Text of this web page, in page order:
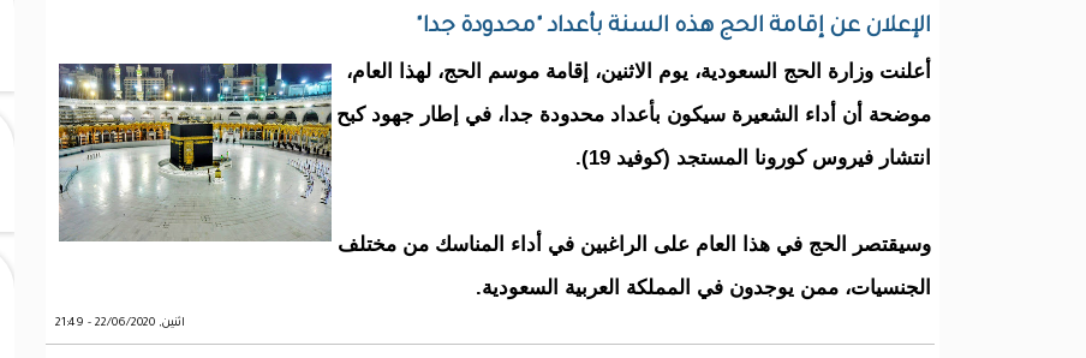
الإعلان عن إقامة الحج هذه السنة بأعداد "محدودة جدا"
أعلنت وزارة الحج السعودية، يوم الاثنين، إقامة موسم الحج، لهذا العام،
موضحة أن أداء الشعيرة سيكون بأعداد محدودة جدا، في إطار جهود كبح
انتشار فيروس كورونا المستجد (كوفيد 19).
وسيقتصر الحج في هذا العام على الراغبين في أداء المناسك من مختلف
الجنسيات، ممن يوجدون في المملكة العربية السعودية.
اثنين, 22/06/2020 - 21:49